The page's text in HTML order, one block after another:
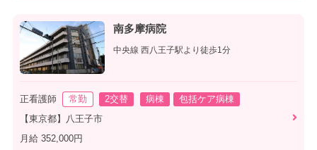
南多摩病院
中央線 西八王子駅より徒歩1分
正看護師 常勤 2交替 病棟
包括ケア病棟
【東京都】八王子市
月給 352,000円